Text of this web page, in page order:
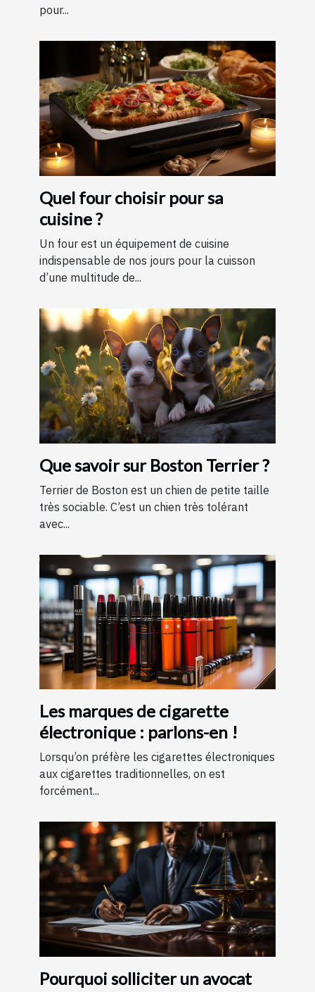
pour...
Quel four choisir pour sa
cuisine ?
Un four est un équipement de cuisine
indispensable de nos jours pour la cuisson
d’une multitude de...
Que savoir sur Boston Terrier ?
Terrier de Boston est un chien de petite taille
très sociable. C’est un chien très tolérant
avec...
Les marques de cigarette
électronique : parlons-en !
Lorsqu’on préfère les cigarettes électroniques
aux cigarettes traditionnelles, on est
forcément...
Pourquoi solliciter un avocat